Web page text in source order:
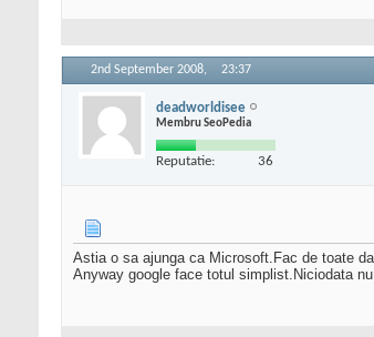
2nd September 2008, 23:37
deadworldisee
Membru SeoPedia
Reputatie: 36
Astia o sa ajunga ca Microsoft.Fac de toate
Anyway google face totul simplist.Niciodata